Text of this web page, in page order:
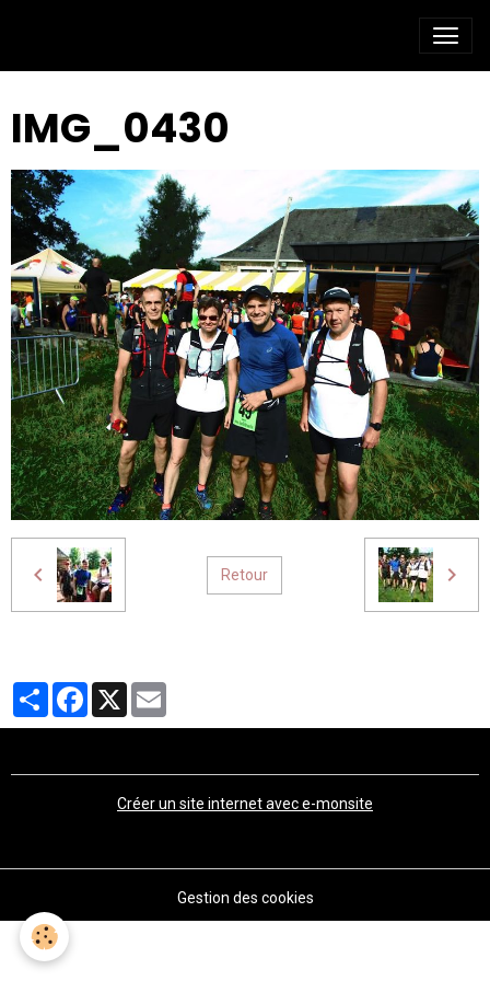
IMG_0430
Retour
PartagerFacebook
X
Créer un site internet avec e-monsite
Gestion des cookies